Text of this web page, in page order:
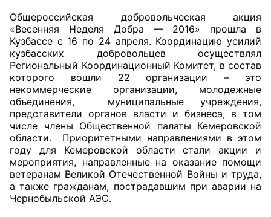
Общественные советы
Общественные советы при территориальных
органах федеральных органов
исполнительной власти
Общественные советы по проведению
независимой оценки качества условий
оказания услуг
О Палате
Структура Палаты
Общероссийская добровольческая акция
«Весенняя Неделя Добра — 2016» прошла в
Кузбассе с 16 по 24 апреля. Координацию усилий
кузбасских добровольцев осуществлял
Региональный Координационный Комитет, в состав
которого вошли 22 организации – это
некоммерческие организации, молодежные
объединения, муниципальные учреждения,
представители органов власти и бизнеса, в том
числе члены Общественной палаты Кемеровской
области. Приоритетными направлениями в этом
году для Кемеровской области стали акции и
мероприятия, направленные на оказание помощи
ветеранам Великой Отечественной Войны и труда,
а также гражданам, пострадавшим при аварии на
Чернобыльской АЭС.